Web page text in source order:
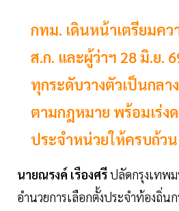
กทม. เดินหน้าเตรียมคว
ส.ก. และผู้ว่าฯ 28 มิ.ย.
ทุกระดับวางตัวเป็นกล
ตามกฎหมาย พร้อมเร่ง
ประจำหน่วยให้ครบถ้วน
นายณรงค์ เรืองศรีปลัดกรุงเทพ
อำนวยการเลือกตั้งประจำท้องถิ่น